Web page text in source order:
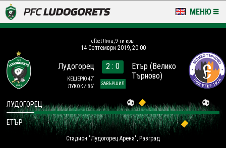
МЕНЮ
LUDOGORETS TV
НА ТЕРЕНА
СТАДИОН & БАЗИ
КЛУБ
efbet Лига, 9-ти кръг
14 Септември 2019, 20:00
Лудогорец
КЕШЕРЮ 47´
ЛУКОКИ 86´
2 : 0
ЗАВЪРШИЛ
Етър (Велико
Търново)
Стадион "Лудогорец Арена", Разград
ЛУДОГОРЕЦ
ЕТЪР